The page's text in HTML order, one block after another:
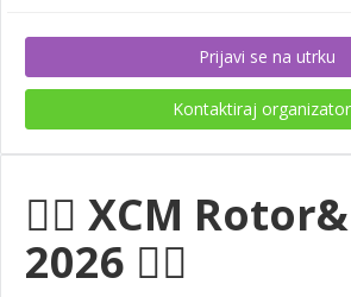
Prijavi se na utrku
Kontaktiraj
🚵‍♂️ XCM
2026 🚵‍♀️